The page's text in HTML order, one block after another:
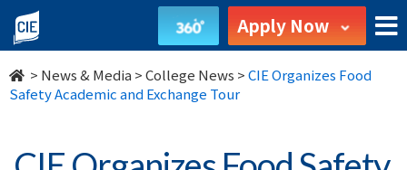
CIE
Organizes
Food
Apply Now
> News & Media >College News >CIE Organizes Food
Safety Academic and Exchange Tour